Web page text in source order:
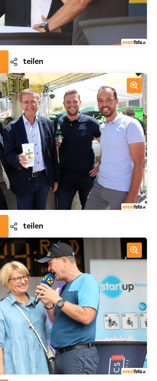
teilen
teilen